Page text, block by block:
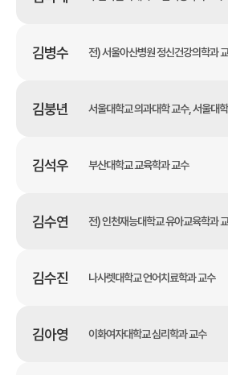
김병수 전) 서울아산병원 정신건강의학과
김붕년 서울대학교 의과대학 교수, 서울대
김석우 부산대학교 교육학과 교수
김수연 전) 인천재능대학교 유아교육학과
김수진 나사렛대학교 언어치료학과 교수
김아영 이화여자대학교 심리학과 교수